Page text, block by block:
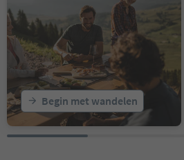
Begin met wandelen